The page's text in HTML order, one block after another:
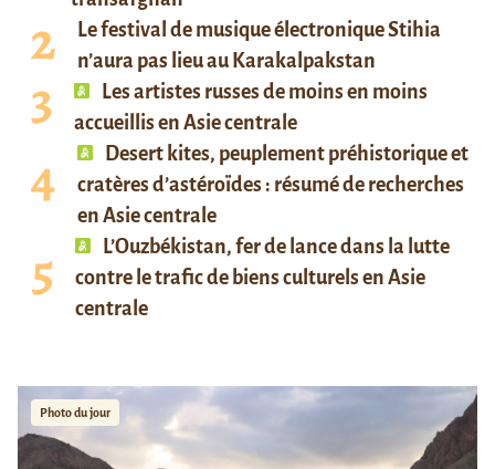
Le festival de musique électronique Stihia
n’aura pas lieu au Karakalpakstan
Les artistes russes de moins en moins
accueillis en Asie centrale
Desert kites, peuplement préhistorique et
cratères d’astéroïdes : résumé de recherches
en Asie centrale
L’Ouzbékistan, fer de lance dans la lutte
contre le trafic de biens culturels en Asie
centrale
Photo du jour